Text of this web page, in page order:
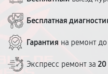
Бесплатная
Гарантия на ремонт
Экспресс ремонт за 20